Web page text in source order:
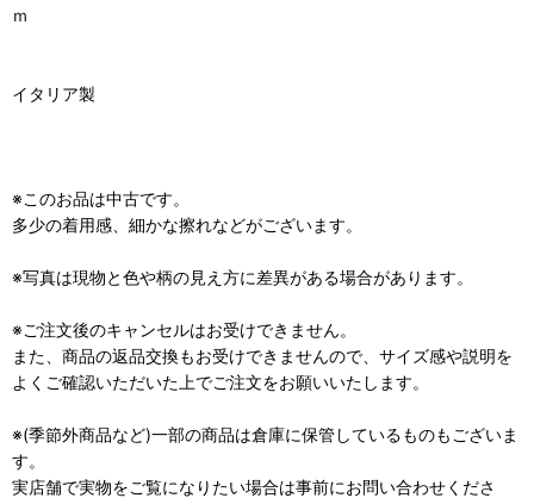
ｍ
イタリア製
※このお品は中古です。
多少の着用感、細かな擦れなどがございます。
※写真は現物と色や柄の見え方に差異がある場合があります。
※ご注文後のキャンセルはお受けできません。
また、商品の返品交換もお受けできませんので、サイズ感や説明を
よくご確認いただいた上でご注文をお願いいたします。
※(季節外商品など)一部の商品は倉庫に保管しているものもございま
す。
実店舗で実物をご覧になりたい場合は事前にお問い合わせくださ